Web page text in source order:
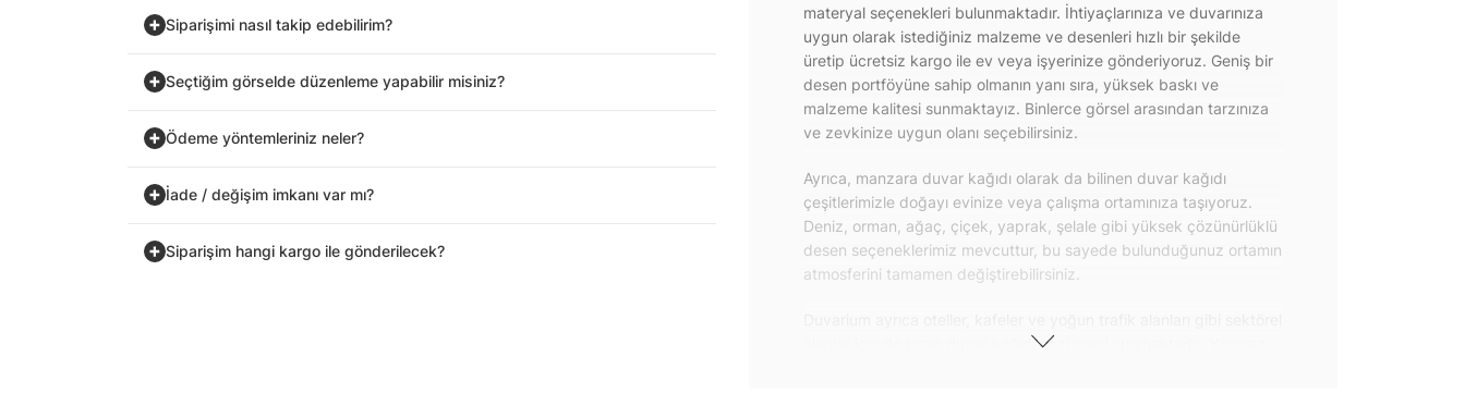
Siparişimi nasıl takip edebilirim?
Seçtiğim görselde düzenleme yapabilir misiniz?
Ödeme yöntemleriniz neler?
İade / değişim imkanı var mı?
Siparişim hangi kargo ile gönderilecek?
materyal seçenekleri bulunmaktadır. İhtiyaçlarınıza ve duvarınıza
uygun olarak istediğiniz malzeme ve desenleri hızlı bir şekilde
üretip ücretsiz kargo ile ev veya işyerinize gönderiyoruz. Geniş bir
desen portföyüne sahip olmanın yanı sıra, yüksek baskı ve
malzeme kalitesi sunmaktayız. Binlerce görsel arasından tarzınıza
ve zevkinize uygun olanı seçebilirsiniz.
Ayrıca, manzara duvar kağıdı olarak da bilinen duvar kağıdı
çeşitlerimizle doğayı evinize veya çalışma ortamınıza taşıyoruz.
Deniz, orman, ağaç, çiçek, yaprak, şelale gibi yüksek çözünürlüklü
desen seçeneklerimiz mevcuttur, bu sayede bulunduğunuz ortamın
atmosferini tamamen değiştirebilirsiniz.
alanlar için de proje duvar kağıdı çözümleri sunmaktadır. Yanmaz